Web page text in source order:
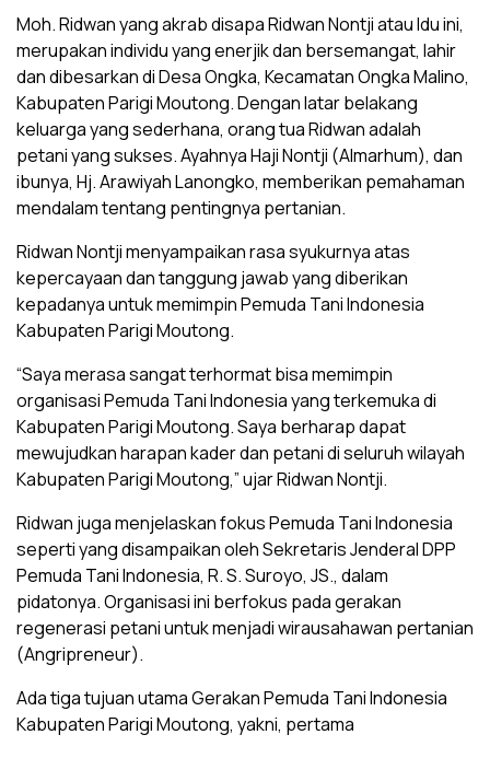
Moh. Ridwan yang akrab disapa Ridwan Nontji atau Idu ini,
merupakan individu yang enerjik dan bersemangat, lahir
dan dibesarkan di Desa Ongka, Kecamatan Ongka Malino,
Kabupaten Parigi Moutong. Dengan latar belakang
keluarga yang sederhana, orang tua Ridwan adalah
petani yang sukses. Ayahnya Haji Nontji (Almarhum), dan
ibunya, Hj. Arawiyah Lanongko, memberikan pemahaman
mendalam tentang pentingnya pertanian.
Ridwan Nontji menyampaikan rasa syukurnya atas
kepercayaan dan tanggung jawab yang diberikan
kepadanya untuk memimpin Pemuda Tani Indonesia
Kabupaten Parigi Moutong.
“Saya merasa sangat terhormat bisa memimpin
organisasi Pemuda Tani Indonesia yang terkemuka di
Kabupaten Parigi Moutong. Saya berharap dapat
mewujudkan harapan kader dan petani di seluruh wilayah
Kabupaten Parigi Moutong,” ujar Ridwan Nontji.
Ridwan juga menjelaskan fokus Pemuda Tani Indonesia
seperti yang disampaikan oleh Sekretaris Jenderal DPP
Pemuda Tani Indonesia, R. S. Suroyo, JS., dalam
pidatonya. Organisasi ini berfokus pada gerakan
regenerasi petani untuk menjadi wirausahawan pertanian
(Angripreneur).
Ada tiga tujuan utama Gerakan Pemuda Tani Indonesia
Kabupaten Parigi Moutong, yakni, pertama